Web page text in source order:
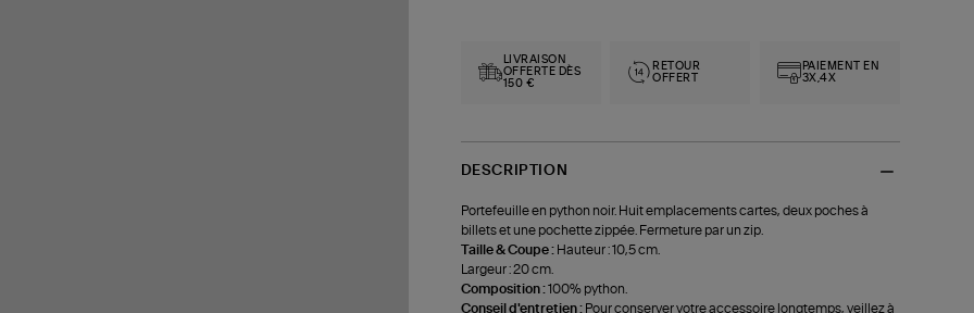
LIVRAISON
OFFERTE DÈS
150 €
RETOUR
OFFERT
PAIEMENT EN
3X,4X
DESCRIPTION
Portefeuille en python noir. Huit emplacements cartes, deux poches à
billets et une pochette zippée. Fermeture par un zip.
Taille & Coupe : Hauteur : 10,5 cm.
Largeur : 20 cm.
Composition :100% python.
Conseil d'entretien : Pour conserver votre accessoire longtemps, veillez à